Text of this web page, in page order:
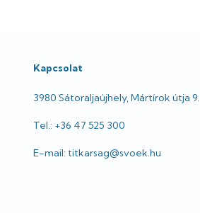
Kapcsolat
3980 Sátoraljaújhely, Mártírok útja 9.
Tel.: +36 47 525 300
E-mail: titkarsag@svoek.hu